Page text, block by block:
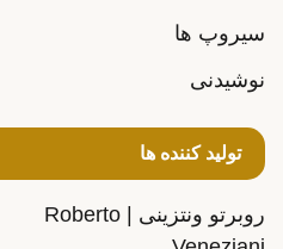
سیروپ ها
نوشیدنی
تولید کننده ها
روبرتو ونتزینی | Roberto